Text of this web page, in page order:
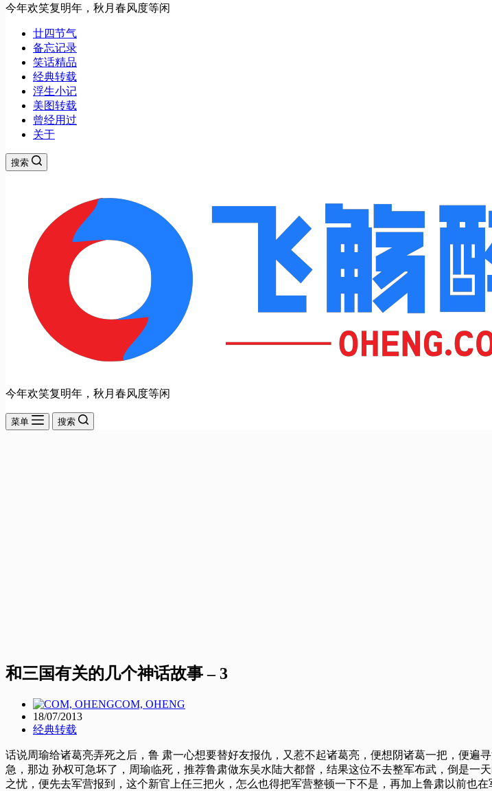
今年欢笑复明年，秋月春风度等闲
廿四节气
备忘记录
笑话精品
经典转载
浮生小记
美图转载
曾经用过
关于
搜索
今年欢笑复明年，秋月春风度等闲
菜单 搜索
和三国有关的几个神话故事 – 3
COM, OHENG
18/07/2013
经典转载
话说周瑜给诸葛亮弄死之后，鲁 肃一心想要替好友报仇，又惹不起诸葛亮，便想阴诸葛一把，便
急，那边 孙权可急坏了，周瑜临死，推荐鲁肃做东吴水陆大都督，结果这位不去整军布武，倒是
之忧，便先去军营报到，这个新官上任三把火，怎么也得把军营整顿一下不是，再加上鲁肃以前也